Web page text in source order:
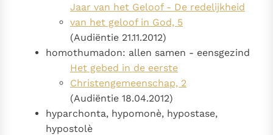
Jaar van het Geloof - De redelijkheid
van het geloof in God, 5
(Audiëntie 21.11.2012)
homothumadon: allen samen - eensgezind
Het gebed in de eerste
Christengemeenschap, 2
(Audiëntie 18.04.2012)
hyparchonta, hypomonè, hypostase,
hypostolè